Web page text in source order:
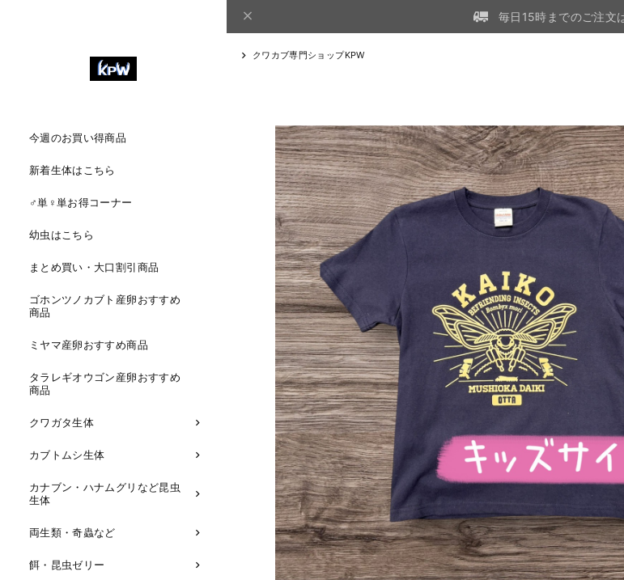
今週のお買い得商品
新着生体はこちら
♂単♀単お得コーナー
幼虫はこちら
まとめ買い・大口割引商品
ゴホンツノカブト産卵おすすめ
商品
ミヤマ産卵おすすめ商品
タラレギオウゴン産卵おすすめ
商品
クワガタ生体
カブトムシ生体
カナブン・ハナムグリなど昆虫
生体
両生類・奇蟲など
餌・昆虫ゼリー
毎日15時までのご注文
クワカブ専門ショップKPW